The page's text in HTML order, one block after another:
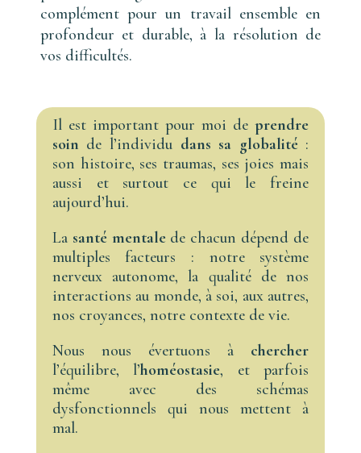
complément pour un travail ensemble en
profondeur et durable, à la résolution de
vos difficultés.
Il est important pour moi deprendre
soin de l’individu dans sa globalité :
son histoire, ses traumas, ses joies mais
aussi et surtout ce qui le freine
aujourd’hui.
Lasanté mentale de chacun dépend de
multiples facteurs : notre système
nerveux autonome, la qualité de nos
interactions au monde, à soi, aux autres,
nos croyances, notre contexte de vie.
Nous nous évertuons à chercher
l’équilibre, l’homéostasie, et parfois
même avec des schémas
dysfonctionnels qui nous mettent à
mal.